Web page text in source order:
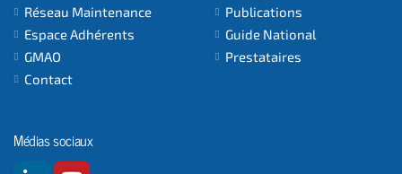
Réseau Maintenance
Publications
Espace Adhérents
Guide National
GMAO
Prestataires
Contact
Médias sociaux